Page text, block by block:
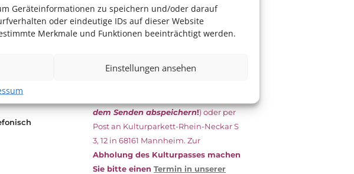
Geräteinformationen zu speichern und/oder darauf
oder eindeutige IDs auf dieser Website
Merkmale und Funktionen beeinträchtigt werden.
Einstellungen ansehen
Jahre
esunterschriebenzusammen mit
dem aktuellen
(Bürgergeld/
das Kulturparkett zurück: Per E-Mail
dem Senden abspeichern!) oder per
Post an Kulturparkett-Rhein-Neckar S
3, 12 in 68161 Mannheim. Zur
Abholung des Kulturpasses machen
Sie bitte einen Termin in unserer